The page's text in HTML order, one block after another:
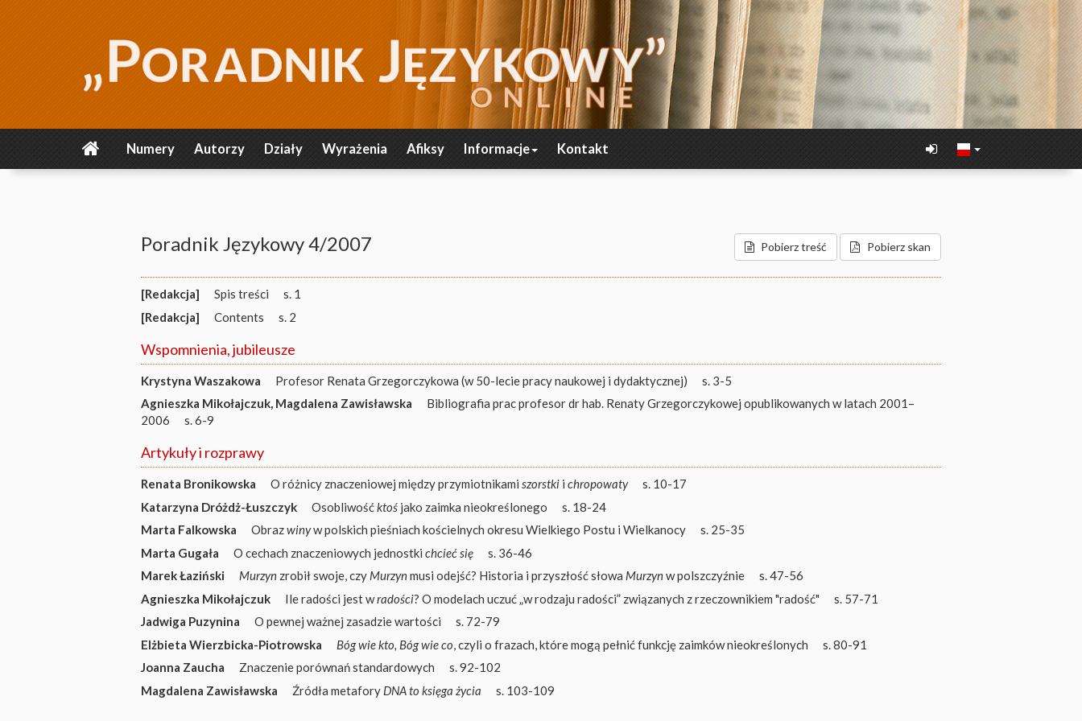
Numery Autorzy Działy Wyrażenia Afiksy Informacje Kontakt
Pobierz treść Pobierz skan
Poradnik Językowy 4/2007
[Redakcja] Spis treści
s. 1
[Redakcja]
Contents s. 2
Wspomnienia, jubileusze
Krystyna Waszakowa Profesor Renata Grzegorczykowa (w 50-lecie pracy naukowej i dydaktycznej)
s. 3-5
Agnieszka Mikołajczuk, Magdalena Zawisławska
Bibliografia prac profesor dr hab. Renaty Grzegorczykowej opublikowanych w latach 2001–
2006
s. 6-9
Artykuły i rozprawy
Renata Bronikowska O różnicy znaczeniowej między przymiotnikami szorstki i chropowaty
s. 10-17
Katarzyna Dróżdż-Łuszczyk
Osobliwośćktoś jako zaimka nieokreślonego
s. 18-24
Marta Falkowska
Obrazwinyw polskich pieśniach kościelnych okresu Wielkiego Postu i Wielkanocy
s. 25-35
Marta Gugała
O cechach znaczeniowych jednostki chcieć się
s. 36-46
Marek Łaziński
Murzyn zrobił swoje, czy Murzynmusi odejść? Historia i przyszłość słowa Murzynw polszczyźnie
s. 47-56
Agnieszka Mikołajczuk
Ile radości jest wradości? O modelach uczuć „w rodzaju radości” związanych z rzeczownikiem "radość"
s. 57-71
Jadwiga Puzynina
O pewnej ważnej zasadzie wartości
s. 72-79
Elżbieta Wierzbicka-Piotrowska
Bóg wie kto, Bóg wie co , czyli o frazach, które mogą pełnić funkcję zaimków nieokreślonych
s. 80-91
Joanna Zaucha
Znaczenie porównań standardowych
s. 92-102
Magdalena Zawisławska
Źródła metafory DNA to księga życia s. 103-109